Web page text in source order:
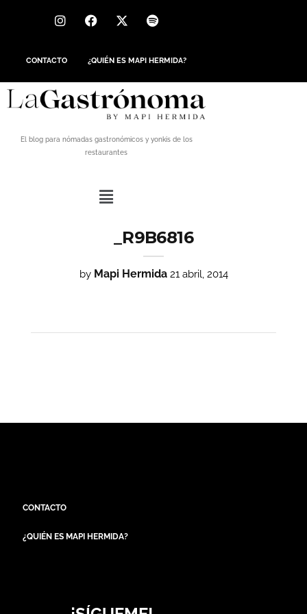
CONTACTO ¿QUIÉN ES MAPI HERMIDA?
El blog para nómadas gastronómicos y yonkis de los
restaurantes
_R9B6816
by Mapi Hermida 21 abril, 2014
CONTACTO
¿QUIÉN ES MAPI HERMIDA?